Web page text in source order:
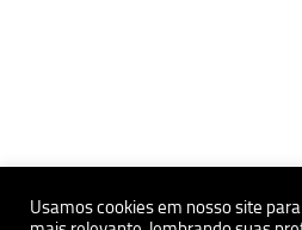
Usamos cookies em nosso site